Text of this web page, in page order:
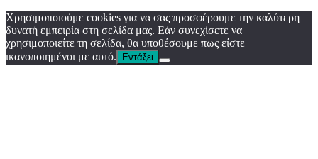
Χρησιμοποιούμε cookies για να σας προσφέρουμε την καλύτερη
δυνατή εμπειρία στη σελίδα μας. Εάν συνεχίσετε να
χρησιμοποιείτε τη σελίδα, θα υποθέσουμε πως είστε
ικανοποιημένοι με αυτό.
Εντάξει